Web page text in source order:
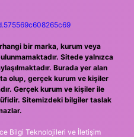
bir marka, kurum veya
Sitede yalnızca
Burada yer alan
olup, gerçek kurum ve kişiler
Gerçek kurum ve kişiler ile
Sitemizdeki bilgiler taslak
Bilgi Teknolojileri ve İletişim